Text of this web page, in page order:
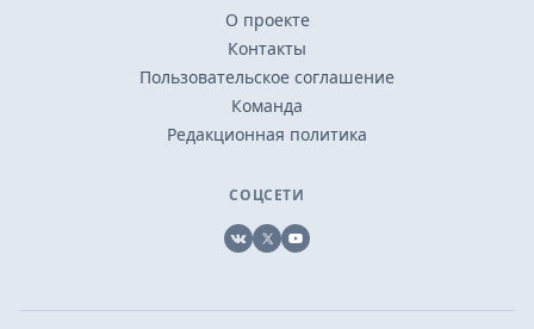
О проекте
Контакты
Пользовательское соглашение
Команда
Редакционная политика
СОЦСЕТИ
VK X YouTube